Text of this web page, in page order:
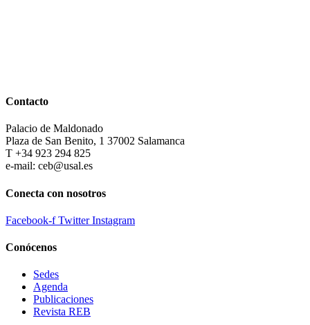
Contacto
Palacio de Maldonado
Plaza de San Benito, 1 37002 Salamanca
T +34 923 294 825
e-mail: ceb@usal.es
Conecta con nosotros
Facebook-f Twitter Instagram
Conócenos
Sedes
Agenda
Publicaciones
Revista REB